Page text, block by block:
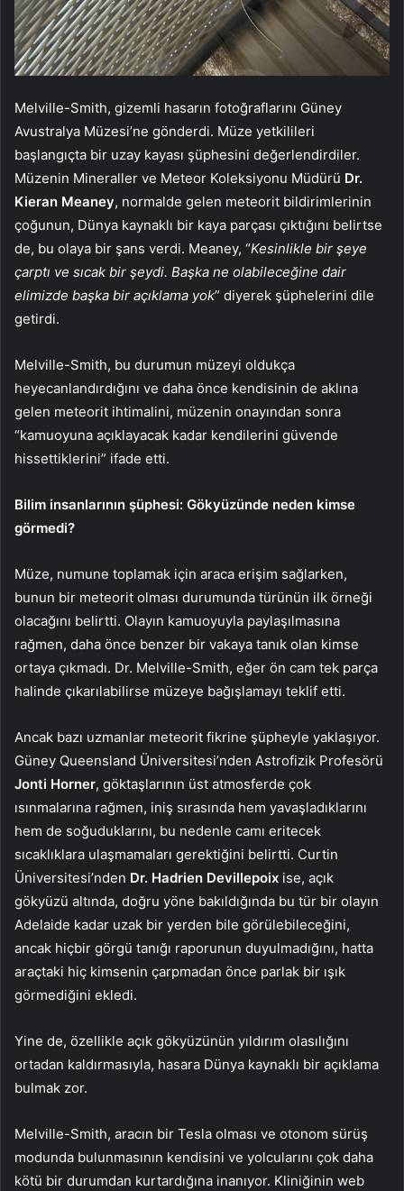
Melville-Smith, gizemli hasarın fotoğraflarını Güney
Avustralya Müzesi’ne gönderdi. Müze yetkilileri
başlangıçta bir uzay kayası şüphesini değerlendirdiler.
Müzenin Mineraller ve Meteor Koleksiyonu Müdürü Dr.
Kieran Meaney, normalde gelen meteorit bildirimlerinin
çoğunun, Dünya kaynaklı bir kaya parçası çıktığını belirtse
de, bu olaya bir şans verdi. Meaney, “Kesinlikle bir şeye
çarptı ve sıcak bir şeydi. Başka ne olabileceğine dair
elimizde başka bir açıklama yok” diyerek şüphelerini dile
getirdi.
Melville-Smith, bu durumun müzeyi oldukça
heyecanlandırdığını ve daha önce kendisinin de aklına
gelen meteorit ihtimalini, müzenin onayından sonra
“kamuoyuna açıklayacak kadar kendilerini güvende
hissettiklerini” ifade etti.
Bilim insanlarının şüphesi: Gökyüzünde neden kimse
görmedi?
Müze, numune toplamak için araca erişim sağlarken,
bunun bir meteorit olması durumunda türünün ilk örneği
olacağını belirtti. Olayın kamuoyuyla paylaşılmasına
rağmen, daha önce benzer bir vakaya tanık olan kimse
ortaya çıkmadı. Dr. Melville-Smith, eğer ön cam tek parça
halinde çıkarılabilirse müzeye bağışlamayı teklif etti.
Ancak bazı uzmanlar meteorit fikrine şüpheyle yaklaşıyor.
Güney Queensland Üniversitesi’nden Astrofizik Profesörü
Jonti Horner, göktaşlarının üst atmosferde çok
ısınmalarına rağmen, iniş sırasında hem yavaşladıklarını
hem de soğuduklarını, bu nedenle camı eritecek
sıcaklıklara ulaşmamaları gerektiğini belirtti. Curtin
Üniversitesi’nden Dr. Hadrien Devillepoix ise, açık
gökyüzü altında, doğru yöne bakıldığında bu tür bir olayın
Adelaide kadar uzak bir yerden bile görülebileceğini,
ancak hiçbir görgü tanığı raporunun duyulmadığını, hatta
araçtaki hiç kimsenin çarpmadan önce parlak bir ışık
görmediğini ekledi.
Yine de, özellikle açık gökyüzünün yıldırım olasılığını
ortadan kaldırmasıyla, hasara Dünya kaynaklı bir açıklama
bulmak zor.
Melville-Smith, aracın bir Tesla olması ve otonom sürüş
modunda bulunmasının kendisini ve yolcularını çok daha
kötü bir durumdan kurtardığına inanıyor. Kliniğinin web